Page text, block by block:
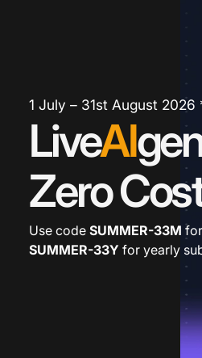
1 July – 31st August 2026
LiveAI
Zero
Use code SUMMER-33M
SUMMER-33Y for yearly